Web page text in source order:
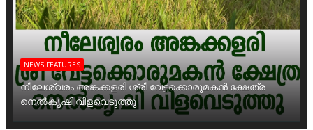
NEWS FEATURES
നീലേശ്വരം അങ്കക്കളരി ശ്രീ വേട്ടക്കൊരുമകൻ ക്ഷേത്ര
നെൽകൃഷി വിളവെടുത്തു